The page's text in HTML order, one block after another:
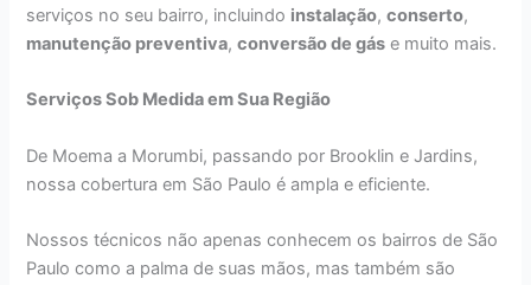
serviços no seu bairro, incluindo instalação,conserto,
manutenção preventiva,conversão de gás e muito mais.
Serviços Sob Medida em Sua Região
De Moema a Morumbi, passando por Brooklin e Jardins,
nossa cobertura em São Paulo é ampla e eficiente.
Nossos técnicos não apenas conhecem os bairros de São
Paulo como a palma de suas mãos, mas também são